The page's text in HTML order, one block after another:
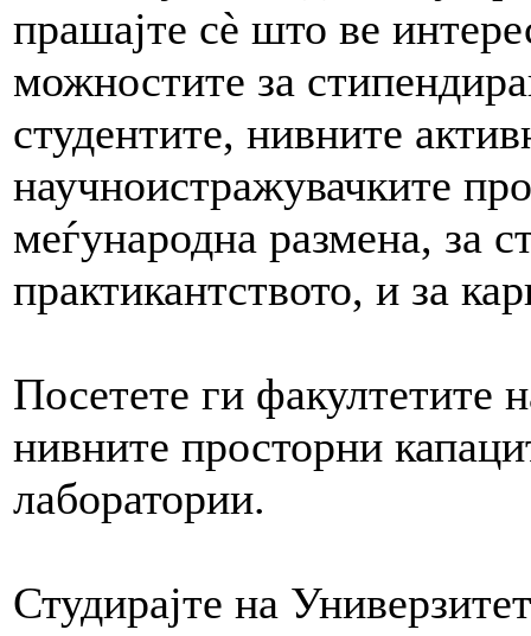
прашајте сè што ве
можностите за
студентите, нивните
научноистражувачките
меѓународна размена, за
практикантството, и за
Посетете ги факултетите
нивните просторни
лаборатории.
Студирајте на